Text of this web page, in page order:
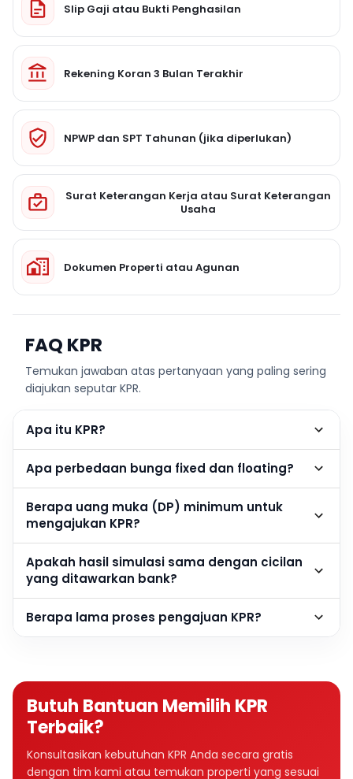
Slip Gaji atau Bukti Penghasilan
Rekening Koran 3 Bulan Terakhir
NPWP dan SPT Tahunan (jika diperlukan)
Surat Keterangan Kerja atau Surat Keterangan
Usaha
Dokumen Properti atau Agunan
FAQ KPR
Temukan jawaban atas pertanyaan yang paling sering
diajukan seputar KPR.
Apa itu KPR?
Apa perbedaan bunga fixed dan floating?
Berapa uang muka (DP) minimum untuk
mengajukan KPR?
Apakah hasil simulasi sama dengan cicilan
yang ditawarkan bank?
Berapa lama proses pengajuan KPR?
Butuh Bantuan Memilih KPR
Terbaik?
Konsultasikan kebutuhan KPR Anda secara gratis
dengan tim kami atau temukan properti yang sesuai